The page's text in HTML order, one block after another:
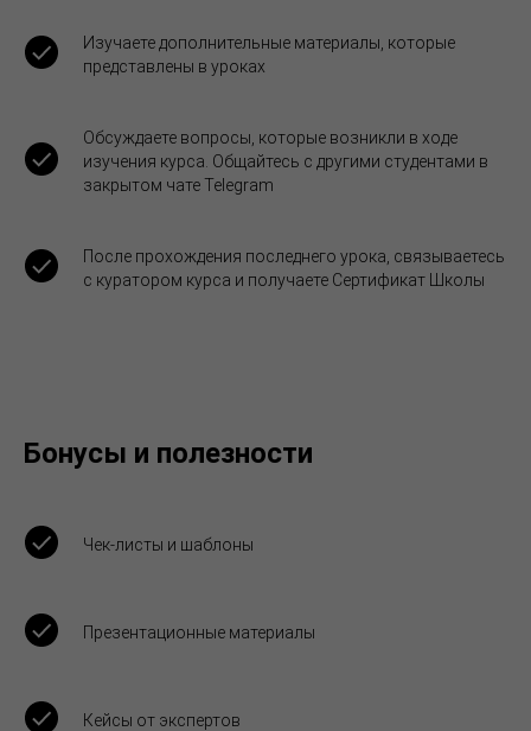
Изучаете дополнительные материалы, которые
представлены в уроках
Обсуждаете вопросы, которые возникли в ходе
изучения курса. Общайтесь с другими студентами в
закрытом чате Telegram
После прохождения последнего урока, связываетесь
с куратором курса и получаете Сертификат Школы
Бонусы и полезности
Чек-листы и шаблоны
Презентационные материалы
Кейсы от экспертов